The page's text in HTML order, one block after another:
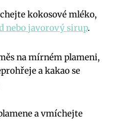
kokosové mléko,
nebo javorový sirup.
na mírném plameni,
a kakao se
a vmíchejte